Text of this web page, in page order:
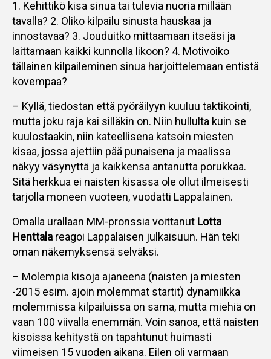
1. Kehittikö kisa sinua tai tulevia nuoria millään
tavalla? 2. Oliko kilpailu sinusta hauskaa ja
innostavaa? 3. Jouduitko mittaamaan itseäsi ja
laittamaan kaikki kunnolla likoon? 4. Motivoiko
tällainen kilpaileminen sinua harjoittelemaan entistä
kovempaa?
– Kyllä, tiedostan että pyöräilyyn kuuluu taktikointi,
mutta joku raja kai silläkin on. Niin hullulta kuin se
kuulostaakin, niin kateellisena katsoin miesten
kisaa, jossa ajettiin pää punaisena ja maalissa
näkyy väsynyttä ja kaikkensa antanutta porukkaa.
Sitä herkkua ei naisten kisassa ole ollut ilmeisesti
tarjolla moneen vuoteen, vuodatti Lappalainen.
Omalla urallaan MM-pronssia voittanut Lotta
Henttala reagoi Lappalaisen julkaisuun. Hän teki
oman näkemyksensä selväksi.
– Molempia kisoja ajaneena (naisten ja miesten
-2015 esim. ajoin molemmat startit) dynamiikka
molemmissa kilpailuissa on sama, mutta miehiä on
vaan 100 viivalla enemmän. Voin sanoa, että naisten
kisoissa kehitystä on tapahtunut huimasti
viimeisen 15 vuoden aikana. Eilen oli varmaan